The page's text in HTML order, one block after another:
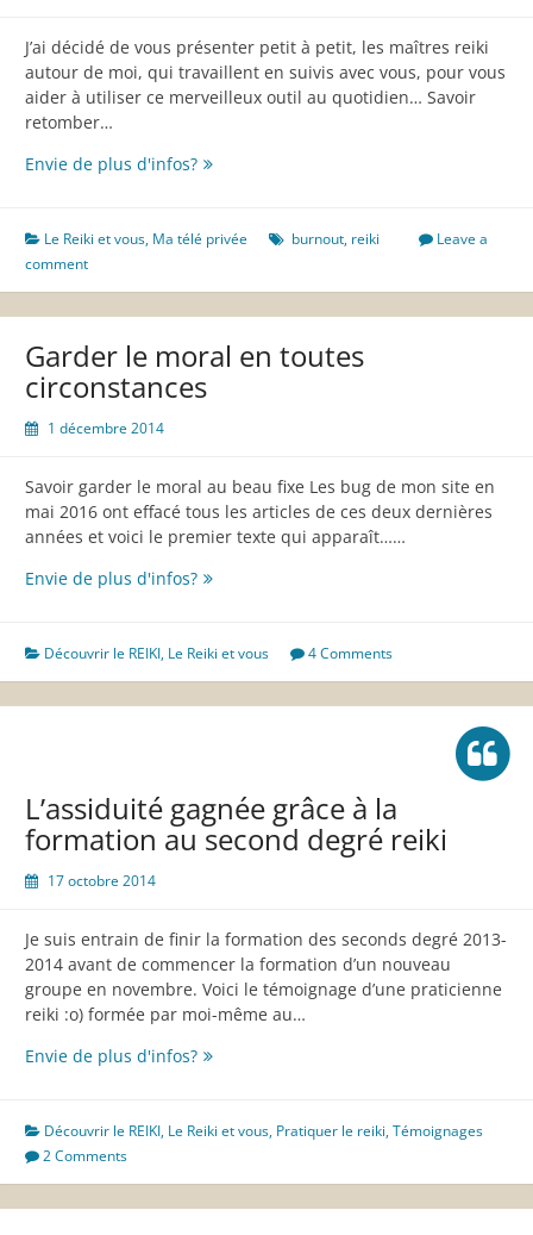
J’ai décidé de vous présenter petit à petit, les maîtres reiki
autour de moi, qui travaillent en suivis avec vous, pour vous
aider à utiliser ce merveilleux outil au quotidien… Savoir
retomber…
Envie de plus d'infos?Le
burnout
Le Reiki et vous, Ma télé privée burnout, reiki
Leave a
comment
Garder le moral en toutes
circonstances
1 décembre 2014
Savoir garder le moral au beau fixe Les bug de mon site en
mai 2016 ont effacé tous les articles de ces deux dernières
années et voici le premier texte qui apparaît……
Envie de plus d'infos?Garder
en
toutes
circonstances
Découvrir le REIKI, Le Reiki et vous 4 Comments
L’assiduité gagnée grâce à la
formation au second degré reiki
17 octobre 2014
Je suis entrain de finir la formation des seconds degré 2013-
2014 avant de commencer la formation d’un nouveau
groupe en novembre. Voici le témoignage d’une praticienne
reiki :o) formée par moi-même au…
Envie de plus d'infos?L’assiduité
à
formation
au
Découvrir le REIKI, Le Reiki et vous, Pratiquer le reiki,Témoignages
2 Comments